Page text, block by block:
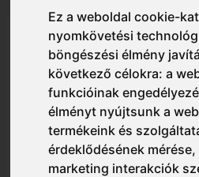
Ez a weboldal cookie-
nyomkövetési
böngészési élmény
következő célokra:a
funkcióinak
élményt nyújtsunk a
termékeink és
érdeklődésének
marketing interakciók
PW39 Portwest
védőszemüveg